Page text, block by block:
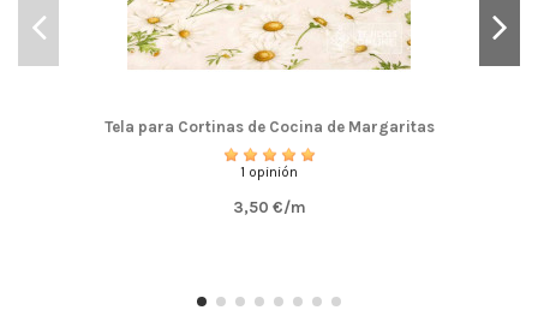
Tela para Cortinas de Cocina de Margaritas
1 opinión
3,50 €/m